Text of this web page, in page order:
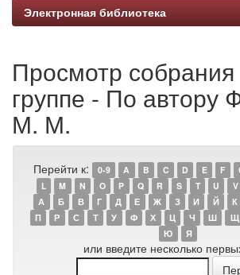
Электронная библиотека
Просмотр собрания
группе - По автору
М. М.
Перейти к: 0-9 A B C D E F
L
M N O P Q R S T U V
А
Б В Г Д Е Ж З И Й К
П
Р С Т У Ф Х Ц Ч Ш Щ
Ю
Я
или введите несколько